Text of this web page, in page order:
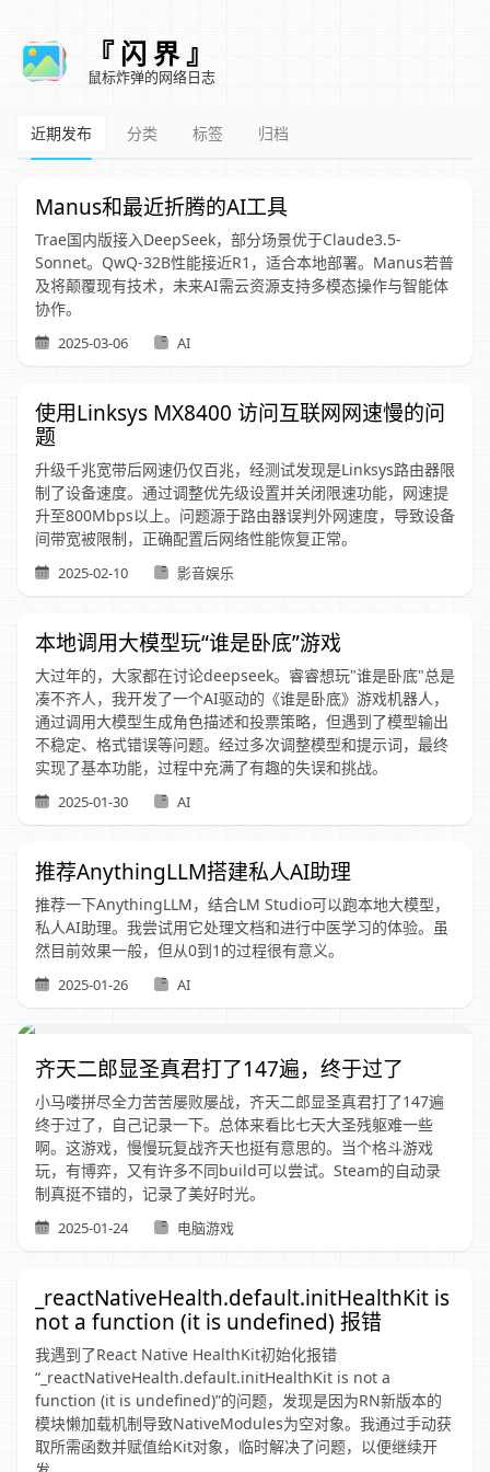
『 闪 界 』
鼠标炸弹的网络日志
近期发布 分类 标签 归档
Manus和最近折腾的AI工具
Trae国内版接入DeepSeek，部分场景优于Claude3.5-
Sonnet。QwQ-32B性能接近R1，适合本地部署。Manus若普
及将颠覆现有技术，未来AI需云资源支持多模态操作与智能体
协作。
2025-03-06 AI
使用Linksys MX8400 访问互联网网速慢的问
题
升级千兆宽带后网速仍仅百兆，经测试发现是Linksys路由器限
制了设备速度。通过调整优先级设置并关闭限速功能，网速提
升至800Mbps以上。问题源于路由器误判外网速度，导致设备
间带宽被限制，正确配置后网络性能恢复正常。
2025-02-10 影音娱乐
本地调用大模型玩“谁是卧底”游戏
大过年的，大家都在讨论deepseek。睿睿想玩"谁是卧底"总是
凑不齐人，我开发了一个AI驱动的《谁是卧底》游戏机器人，
通过调用大模型生成角色描述和投票策略，但遇到了模型输出
不稳定、格式错误等问题。经过多次调整模型和提示词，最终
实现了基本功能，过程中充满了有趣的失误和挑战。
2025-01-30 AI
推荐AnythingLLM搭建私人AI助理
推荐一下AnythingLLM，结合LM Studio可以跑本地大模型，
私人AI助理。我尝试用它处理文档和进行中医学习的体验。虽
然目前效果一般，但从0到1的过程很有意义。
2025-01-26 AI
齐天二郎显圣真君打了147遍，终于过了
小马喽拼尽全力苦苦屡败屡战，齐天二郎显圣真君打了147遍
终于过了，自己记录一下。总体来看比七天大圣残躯难一些
啊。这游戏，慢慢玩复战齐天也挺有意思的。当个格斗游戏
玩，有博弈，又有许多不同build可以尝试。Steam的自动录
制真挺不错的，记录了美好时光。
2025-01-24 电脑游戏
_reactNativeHealth.default.initHealthKit is
not a function (it is undefined) 报错
我遇到了React Native HealthKit初始化报错
“_reactNativeHealth.default.initHealthKit is not a
function (it is undefined)”的问题，发现是因为RN新版本的
模块懒加载机制导致NativeModules为空对象。我通过手动获
取所需函数并赋值给Kit对象，临时解决了问题，以便继续开